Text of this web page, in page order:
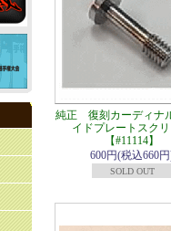
純正 復刻カーディナ
イドプレートスク
【#11114】
600円(税込660
SOLD OUT